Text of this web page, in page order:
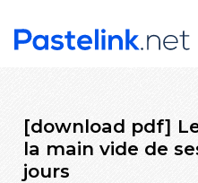
[download pdf]
la main vide de
jours